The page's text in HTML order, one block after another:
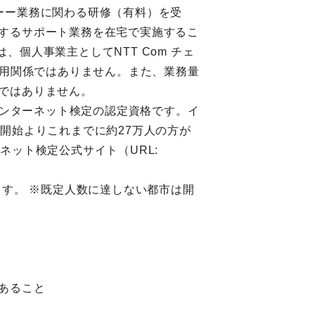
業務に関わる研修（有料）を受
るサポート業務を在宅で実施するこ
個人事業主としてNTT Com チェ
関係ではありません。また、業務量
はありません。
ターネット検定の認定資格です。イ
始よりこれまでに約27万人の方が
ット検定公式サイト（URL:
。 ※既定人数に達しない都市は開
ること